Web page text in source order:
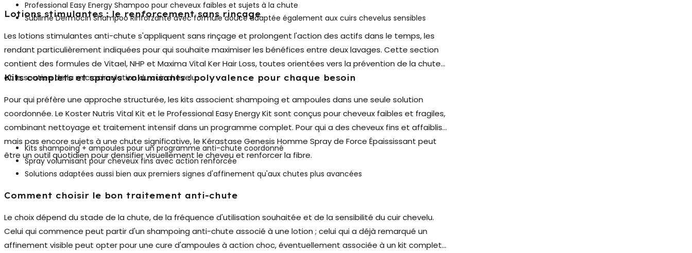
Professional Easy Energy Shampoo pour cheveux faibles et sujets à la chute
Sublime Dermocin Shampoo Rinforzante avec formule douce adaptée également aux cuirs chevelus sensibles
Lotions stimulantes : le renforcement sans rinçage
Les lotions stimulantes anti-chute s'appliquent sans rinçage et prolongent l'action des actifs dans le temps, les
rendant particulièrement indiquées pour qui souhaite maximiser les bénéfices entre deux lavages. Cette section
contient des formules de Vitael, NHP et Maxima Vital Ker Hair Loss, toutes orientées vers la prévention de la chute
et le soutien de la microcirculation du cuir chevelu.
Kits complets et sprays volumisants : polyvalence pour chaque besoin
Pour qui préfère une approche structurée, les kits associent shampoing et ampoules dans une seule solution
coordonnée. Le Koster Nutris Vital Kit et le Professional Easy Energy Kit sont conçus pour cheveux faibles et fragiles,
combinant nettoyage et traitement intensif dans un programme complet. Pour qui a des cheveux fins et affaiblis
mais pas encore sujets à une chute significative, le Kérastase Genesis Homme Spray de Force Épaississant peut
être un outil quotidien pour densifier visuellement le cheveu et renforcer la fibre.
Kits shampoing + ampoules pour un programme anti-chute coordonné
Spray volumisant pour cheveux fins avec action renforcée
Solutions adaptées aussi bien aux premiers signes d'affinement qu'aux chutes plus avancées
Comment choisir le bon traitement anti-chute
Le choix dépend du stade de la chute, de la fréquence d'utilisation souhaitée et de la sensibilité du cuir chevelu.
Celui qui commence peut partir d'un shampoing anti-chute associé à une lotion ; celui qui a déjà remarqué un
affinement visible peut opter pour une cure d'ampoules à action choc, éventuellement associée à un kit complet.